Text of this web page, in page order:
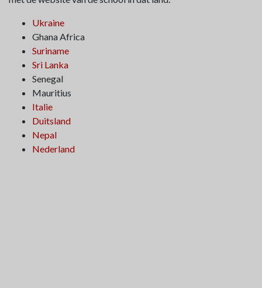
Ukraine
Ghana Africa
Suriname
Sri Lanka
Senegal
Mauritius
Italie
Duitsland
Nepal
Nederland